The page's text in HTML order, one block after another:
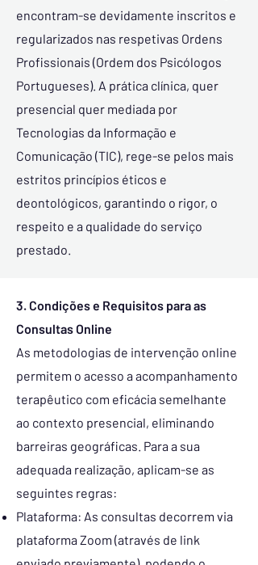
encontram-se devidamente inscritos e
regularizados nas respetivas Ordens
Profissionais (Ordem dos Psicólogos
Portugueses). A prática clínica, quer
presencial quer mediada por
Tecnologias da Informação e
Comunicação (TIC), rege-se pelos mais
estritos princípios éticos e
deontológicos, garantindo o rigor, o
respeito e a qualidade do serviço
prestado.
3. Condições e Requisitos para as
Consultas Online
As metodologias de intervenção online
permitem o acesso a acompanhamento
terapêutico com eficácia semelhante
ao contexto presencial, eliminando
barreiras geográficas. Para a sua
adequada realização, aplicam-se as
seguintes regras:
Plataforma: As consultas decorrem via
plataforma Zoom (através de link